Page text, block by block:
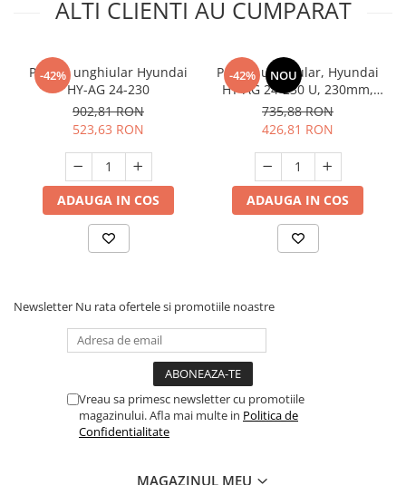
ALTI CLIENTI AU CUMPARAT
-42%
Polizor unghiular Hyundai
HY-AG 24-230
902,81 RON
523,63 RON
ADAUGA IN COS
-42% NOU
Polizor unghiular, Hyundai
HY-AG 24-230 U, 230mm,
2400W, 220V
735,88 RON
426,81 RON
ADAUGA IN COS
Newsletter Nu rata ofertele si promotiile noastre
Vreau sa primesc newsletter cu promotiile
magazinului. Afla mai multe in Politica de
Confidentialitate
MAGAZINUL MEU